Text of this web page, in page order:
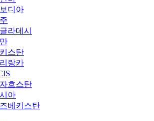
디아
라데시
스탄
랑카
흐스탄
아
베키스탄